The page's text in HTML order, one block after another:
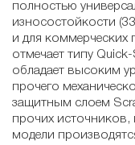
полностью
износостойкости
и для
отмечает типу
обладает высоким
прочего
защитным слоем
прочих
модели